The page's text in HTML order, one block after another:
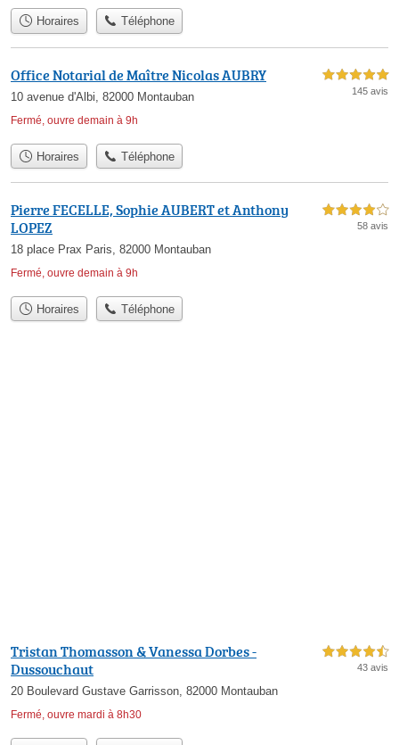
Horaires Téléphone
Office Notarial de Maître Nicolas AUBRY
10 avenue d'Albi, 82000 Montauban
Fermé, ouvre demain à 9h
5,0 étoiles sur 5
145 avis
Horaires Téléphone
Pierre FECELLE, Sophie AUBERT et Anthony
LOPEZ
18 place Prax Paris, 82000 Montauban
Fermé, ouvre demain à 9h
4,0 étoiles sur 5
58 avis
Horaires Téléphone
Tristan Thomasson & Vanessa Dorbes -
Dussouchaut
20 Boulevard Gustave Garrisson, 82000 Montauban
Fermé, ouvre mardi à 8h30
4,5 étoiles sur 5
43 avis